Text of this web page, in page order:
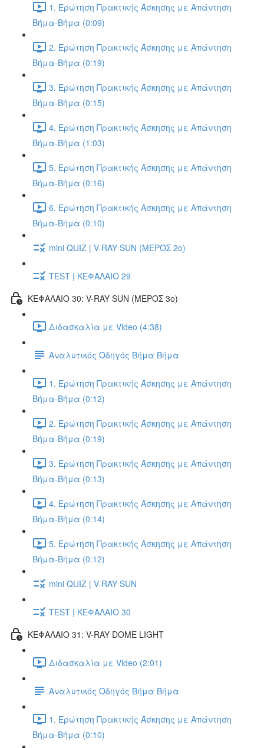
1. Ερώτηση Πρακτικής Άσκησης με Απάντηση
Βήμα-Βήμα (0:09)
2. Ερώτηση Πρακτικής Άσκησης με Απάντηση
Βήμα-Βήμα (0:19)
3. Ερώτηση Πρακτικής Άσκησης με Απάντηση
Βήμα-Βήμα (0:15)
4. Ερώτηση Πρακτικής Άσκησης με Απάντηση
Βήμα-Βήμα (1:03)
5. Ερώτηση Πρακτικής Άσκησης με Απάντηση
Βήμα-Βήμα (0:16)
6. Ερώτηση Πρακτικής Άσκησης με Απάντηση
Βήμα-Βήμα (0:10)
mini QUIZ | V-RAY SUN (ΜΕΡΟΣ 2o)
TEST | ΚΕΦΑΛΑΙΟ 29
ΚΕΦΑΛΑΙΟ 30: V-RAY SUN (ΜΕΡΟΣ 3o)
Διδασκαλία με Video (4:38)
Αναλυτικός Οδηγός Βήμα Βήμα
1. Ερώτηση Πρακτικής Άσκησης με Απάντηση
Βήμα-Βήμα (0:12)
2. Ερώτηση Πρακτικής Άσκησης με Απάντηση
Βήμα-Βήμα (0:19)
3. Ερώτηση Πρακτικής Άσκησης με Απάντηση
Βήμα-Βήμα (0:13)
4. Ερώτηση Πρακτικής Άσκησης με Απάντηση
Βήμα-Βήμα (0:14)
5. Ερώτηση Πρακτικής Άσκησης με Απάντηση
Βήμα-Βήμα (0:12)
mini QUIZ | V-RAY SUN
TEST | ΚΕΦΑΛΑΙΟ 30
ΚΕΦΑΛΑΙΟ 31: V-RAY DOME LIGHT
Διδασκαλία με Video (2:01)
Αναλυτικός Οδηγός Βήμα Βήμα
1. Ερώτηση Πρακτικής Άσκησης με Απάντηση
Βήμα-Βήμα (0:10)